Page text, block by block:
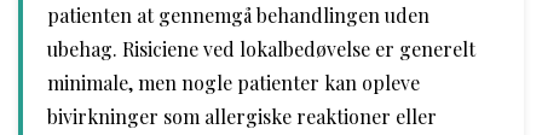
patienten at gennemgå behandlingen uden
ubehag. Risiciene ved lokalbedøvelse er generelt
minimale, men nogle patienter kan opleve
bivirkninger som allergiske reaktioner eller